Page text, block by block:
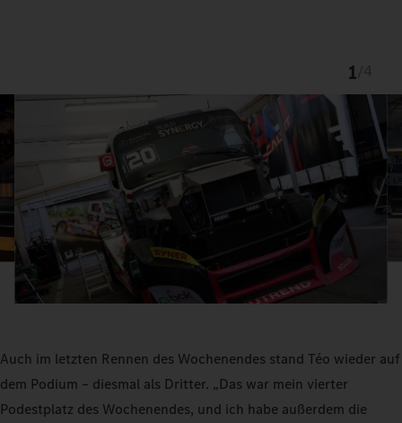
1
Auch im letzten Rennen des Wochenendes stand Téo wieder auf
dem Podium – diesmal als Dritter. „Das war mein vierter
Podestplatz des Wochenendes, und ich habe außerdem die